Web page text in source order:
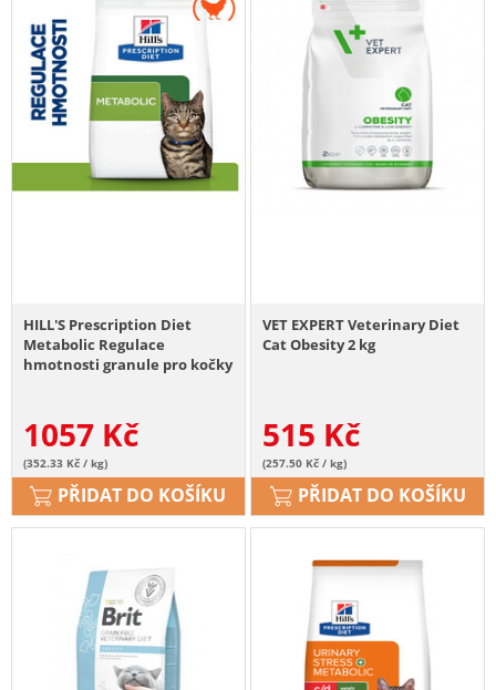
HILL'S Prescription Diet
Metabolic Regulace
hmotnosti granule pro kočky
1057 Kč
(352.33 Kč / kg)
PŘIDAT DO KOŠÍKU
VET EXPERT Veterinary Diet
Cat Obesity 2 kg
515 Kč
(257.50 Kč / kg)
PŘIDAT DO KOŠÍKU